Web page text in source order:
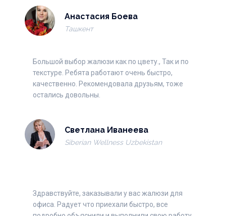
Анастасия Боева
Ташкент
Большой выбор жалюзи как по цвету., Так и по
текстуре. Ребята работают очень быстро,
качественно. Рекомендовала друзьям, тоже
остались довольны.
Светлана Иванеева
Siberian Wellness Uzbekistan
Здравствуйте, заказывали у вас жалюзи для
офиса. Радует что приехали быстро, все
Пароль
Забыли пароль?
Почта